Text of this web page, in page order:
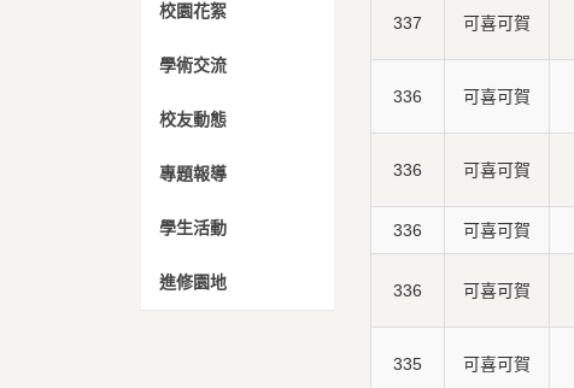
校園花絮
學術交流
校友動態
專題報導
學生活動
進修園地
337 可喜可賀
336 可喜可賀
336 可喜可賀
336 可喜可賀
336 可喜可賀
335 可喜可賀